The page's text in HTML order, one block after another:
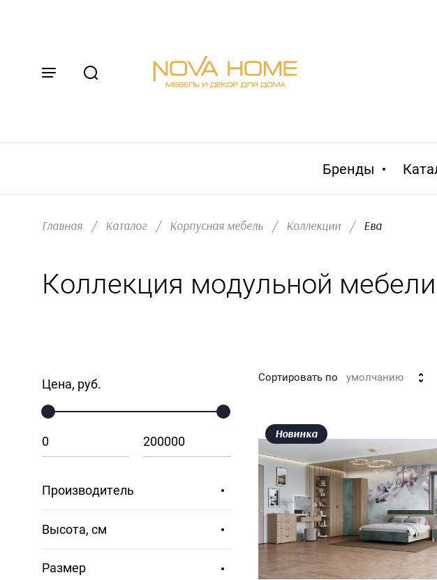
Бренды
Главная / Каталог / Корпусная мебель / Коллекции /
  Ева
Коллекция модульной
Цена, руб.
Производитель
Высота, см
Размер
Сортировать по умолчанию
Новинка